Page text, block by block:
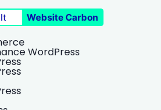
Website Carbon
WordPress